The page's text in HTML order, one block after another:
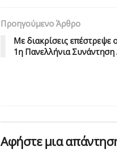
Προηγούμενο Άρθρο
Με διακρίσεις επέστρεψε
1η Πανελλήνια
Αφήστε μια